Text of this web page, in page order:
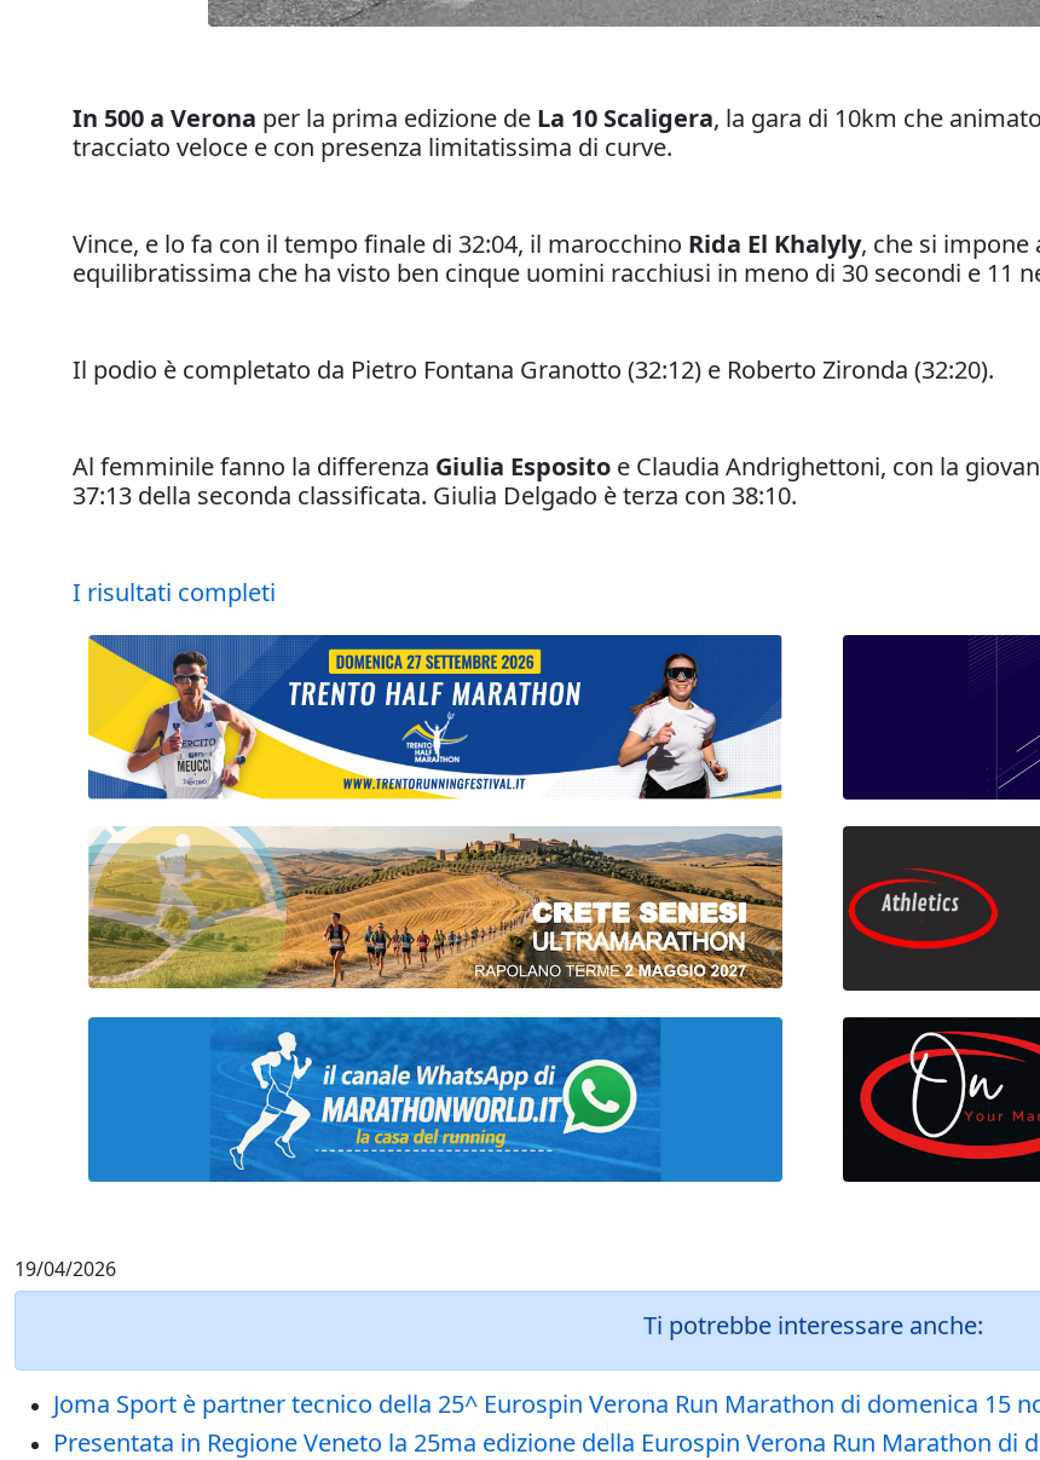
In 500 a Verona per la prima edizione de La 10 Scaligera, la gara di 10km che
tracciato veloce e con presenza limitatissima di curve.
Vince, e lo fa con il tempo finale di 32:04, il marocchino Rida El Khalyly, che si
equilibratissima che ha visto ben cinque uomini racchiusi in meno di 30 secondi e 11
Il podio è completato da Pietro Fontana Granotto (32:12) e Roberto Zironda (32:20).
Al femminile fanno la differenza Giulia Esposito e Claudia Andrighettoni, con la
37:13 della seconda classificata. Giulia Delgado è terza con 38:10.
I risultati completi
19/04/2026
Ti potrebbe interessare anche:
Joma Sport è partner tecnico della 25^ Eurospin Verona Run Marathon di domenica 15
Presentata in Regione Veneto la 25ma edizione della Eurospin Verona Run Marathon di